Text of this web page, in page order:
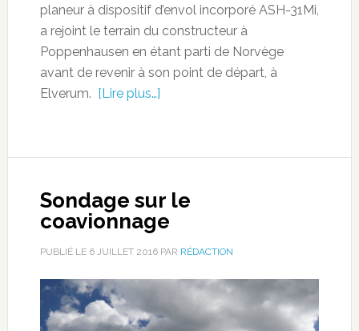
planeur à dispositif d’envol incorporé ASH-31Mi,
a rejoint le terrain du constructeur à
Poppenhausen en étant parti de Norvège
avant de revenir à son point de départ, à
Elverum. [Lire plus…]
Sondage sur le
coavionnage
PUBLIÉ LE 6 JUILLET 2016PAR RÉDACTION